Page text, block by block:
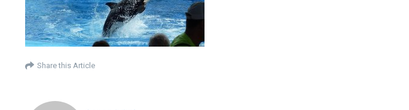
Share this Article